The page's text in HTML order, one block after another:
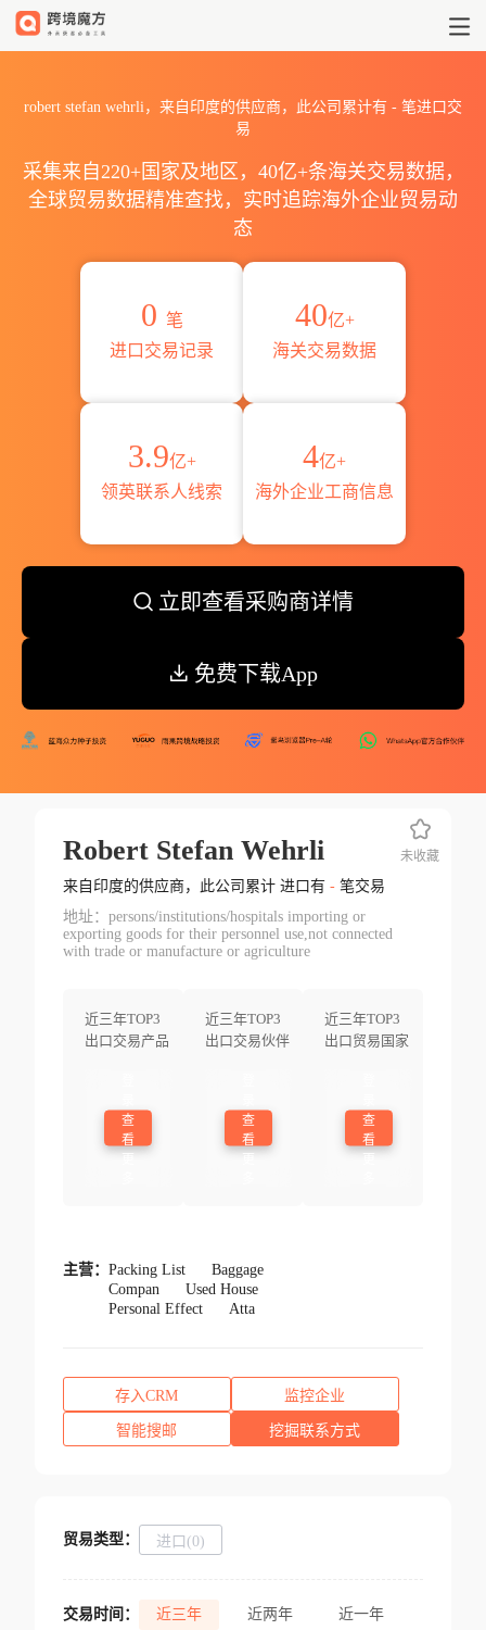
robert stefan wehrli，来自印度的供应商，此公司累计有 - 笔进口交
易
采集来自220+国家及地区，40亿+条海关交易数据，
全球贸易数据精准查找，实时追踪海外企业贸易动
态
0 笔
进口交易记录
40亿+
海关交易数据
3.9亿+
领英联系人线索
4亿+
海外企业工商信息
立即查看采购商详情
免费下载App
Robert Stefan Wehrli
来自印度的供应商，此公司累计 进口有 -笔交易
地址：persons/institutions/hospitals importing or
exporting goods for their personnel use,not connected
with trade or manufacture or agriculture
近三年TOP3
出口交易产品
查
看
近三年TOP3
出口交易伙伴
查
看
近三年TOP3
出口贸易国家
查
看
未收藏
主营： Packing List
Baggage
Compan
Used House
Personal Effect
Atta
存入CRM 监控企业
智能搜邮 挖掘联系方式
贸易类型： 进口(0)
交易时间： 近三年 近两年 近一年